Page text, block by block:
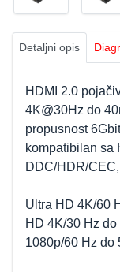
Detaljni opis
HDMI 2.0
4K@30Hz do
propusnost
kompatibilan sa
DDC/HDR/
Ultra HD 4K/60
HD 4K/30 Hz
1080p/60 Hz do